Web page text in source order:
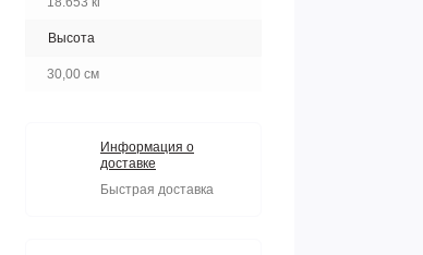
Высота
30,00 см
Информация о
доставке
Быстрая доставка